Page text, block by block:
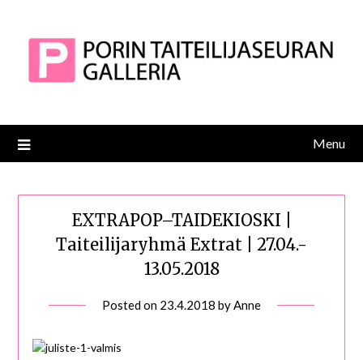
Menu
EXTRAPOP–TAIDEKIOSKI |
Taiteilijaryhmä Extrat | 27.04.-
13.05.2018
Posted on 23.4.2018 byAnne